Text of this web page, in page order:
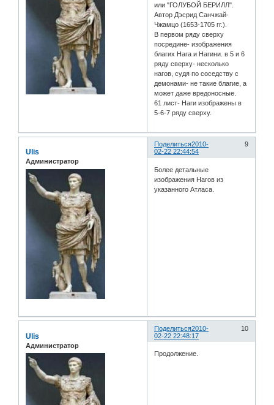
или "ГОЛУБОЙ БЕРИЛЛ".
Автор Дэсрид Санчжай-
Чжамцо (1653-1705 гг.).
В первом ряду сверху
посредине- изображения
благих Нага и Нагини. в 5 и 6
ряду сверху- несколько
нагов, судя по соседству с
демонами- не такие благие, а
может даже вредоносные.
61 лист- Наги изображены в
5-6-7 ряду сверху.
Поделиться 9
2010-
02-22 22:44:54
Ulis
Администратор
Более детальные
изображения Нагов из
указанного Атласа.
Поделиться 10
2010-
02-22 22:48:17
Ulis
Администратор
Продолжение.